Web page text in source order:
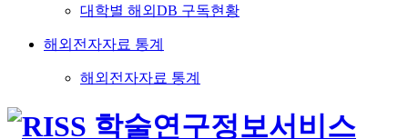
대학별 해외DB 구독현황
해외전자자료 통계
해외전자자료 통계